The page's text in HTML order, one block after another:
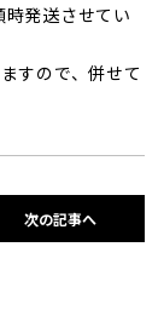
発送させてい
すので、併せて
次の記事へ